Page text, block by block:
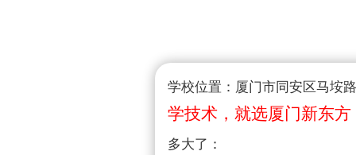
学校位置：厦门市同安区马垵
学技术，就选厦门新东方
多大了：